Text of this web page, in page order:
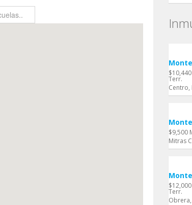
Terr.
Centro,
$9,500
Mitras
Terr.